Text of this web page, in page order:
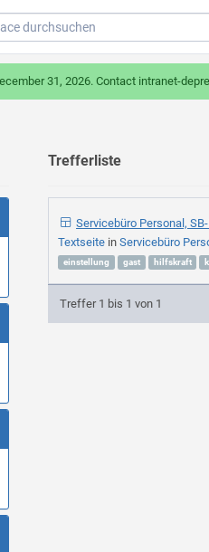
31, 2026. Contact intranet-
Trefferliste
Servicebüro Personal,
Textseite inServicebüro
einstellung
gast hilfskraft
Treffer 1 bis 1 von 1